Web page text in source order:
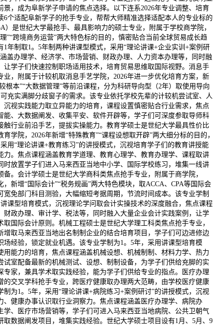
景，成为阜新学子申请的焦点选择。以下连系2026年专业调整、培育
6个适配阜新学子的抢手专业，帮帮大师精准选择适配本人的专业标的
）是世纪大学最抢手、最具影响力的硕士专业，附属于学校商学院，
”“跨境商务运营”两大特色标的目的，慎密贴合当前全球贸易成长趋
1年制取1。5年制两种讲课型模式，采用“理论讲课+企业实训+案例研
盖办理学、经济学、市场营销、财政办理、人力资本办理等，同时融
让学子们快速控制职场适用技术，培育贸易思维取国际视野。消息手
业，附属于计较机取消息手艺学院，2026年进一步优化培育方案，新
根本”“大数据管理”等前沿课程，分为科研导向型（2年）取使用导向
充实满脚分歧窗子的需求。该专业依托学校先辈的计较机尝试室、人
沉视实践能力取立异能力的培育，课程设置慎密贴合行业需求，焦点
能、大数据阐发、收集平安、软件开辟等，学子们可深度参取导师科
触行业前沿手艺，提拔实操能力。教育学硕士是世纪大学最具性价比
学院，2026年新增“特殊教育”“课程设想取开辟”两大细分标的目的，
用“理论讲课+教育练习”的讲授模式，沉视培育学子们的教育讲授能
力。焦点课程涵盖教育学道理、教育心理学、教育办理学、课程取讲
时放置学子们进入马来西亚当地中小学、国际学校练习，堆集一线讲
。会计学硕士是世纪大学商科类焦点抢手专业，附属于商学院，
，新增“国际会计”“税务规画”两大特色模块，取ACCA、CPA等国际会
宽免部门科目测验，大幅缩短考据周期，节流时间成本。该专业学制
课型培育模式，沉视理论学问取会计实操技术的深度融合，焦点课程
财政办理、审计学、税法等，同时融入大量企业会计实践案例，让学
国际会计原则。机械工程硕士是世纪大学理工科类焦点抢手专业，
增取马来西亚当地出名制制企业的结合培育项目，学子们可边进修边
场经验，锁定就业机遇。该专业学制为1。5年，采用讲课型培育模
用能力的培育，焦点课程涵盖机械设想、机械制制、材料力学、热力
试室配备最新的机械测试、设想、制制设备，为学子们供给充脚的实
专家，兼具学术取实践经验，能为学子们供给专业的指点。医疗办理
的交叉学科抢手专业，跨医疗健康取办理两大范畴，由学校医疗健康
制为1。5年，采用“理论讲课+病院练习+案例研讨”的讲授模式，沉视
、健康办事认识取行业洞察力。焦点课程涵盖医疗办理学、病院办
学、医疗市场营销等，学子们可进入马来西亚当地病院、公共卫朝气
取数据阐发项目，堆集实践经验。世纪大学硕士项目设有1月、5月、9